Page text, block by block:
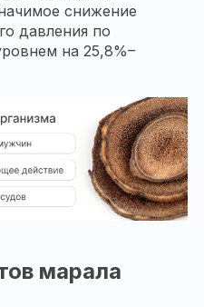
снижение
давления по
на 25,8%–
марала